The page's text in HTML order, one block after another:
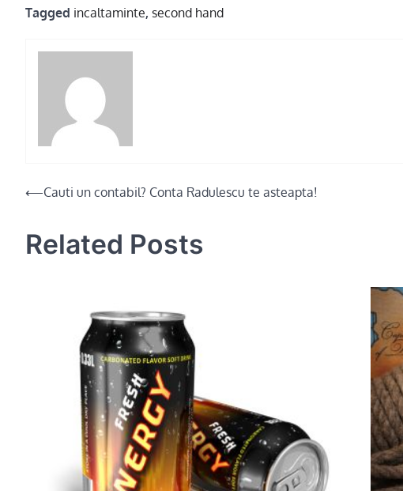
Tagged incaltaminte, second hand
Post
⟵Cauti un contabil? Conta Radulescu te asteapta!
Related Posts